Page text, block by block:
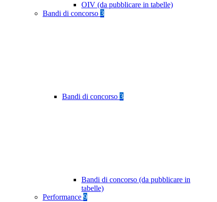
OIV (da pubblicare in tabelle)
Bandi di concorso 3
Bandi di concorso 3
Bandi di concorso (da pubblicare in
tabelle)
Performance 9